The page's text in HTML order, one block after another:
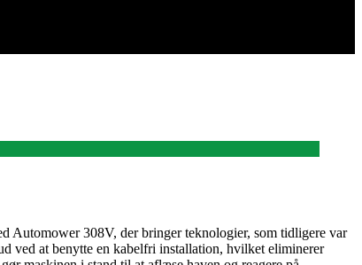
Automower 308V, der bringer teknologier, som tidligere var
ved at benytte en kabelfri installation, hvilket eliminerer